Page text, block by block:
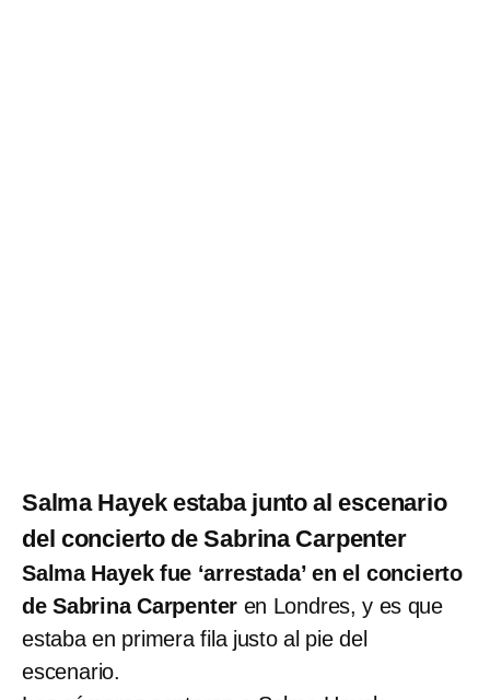
Salma Hayek estaba junto al escenario
del concierto de Sabrina Carpenter
Salma Hayek fue ‘arrestada’ en el concierto
de Sabrina Carpenter en Londres, y es que
estaba en primera fila justo al pie del
escenario.